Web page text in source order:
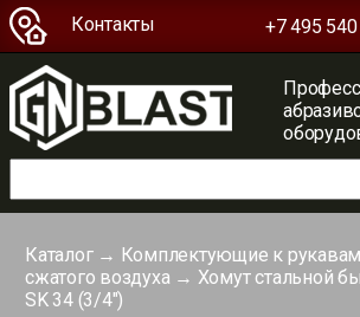
Контакты +7 495
Каталог→ Комплектующие к рукавам
сжатого воздуха→ Хомут стальной
SK 34 (3/4″)